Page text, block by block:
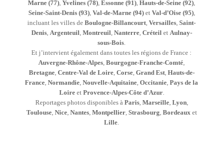
Marne (77) Yvelines (78) Essonne (91) Hauts-de-Seine (92)
Seine-Saint-Denis (93), Val-de-Marne (94)et Val-d’Oise (95),
incluant les villes de Boulogne-Billancourt Versailles Saint-
Denis, Argenteuil Montreuil Nanterre, Créteil et Aulnay-
sous-Bois
Et j’intervient également dans toutes les régions de France :
Auvergne-Rhône-Alpes Bourgogne-Franche-Comté
Bretagne, Centre-Val de Loire, Corse, Grand Est, Hauts-de-
France Normandie Nouvelle-Aquitaine Occitanie Pays de la
Loireet Provence-Alpes-Côte d’Azur.
Reportages photos disponibles à Paris, Marseille, Lyon,
Toulouse, Nice, Nantes, Montpellier, Strasbourg Bordeaux et
Lille